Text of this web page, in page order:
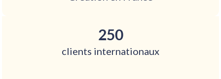
250
clients internationaux